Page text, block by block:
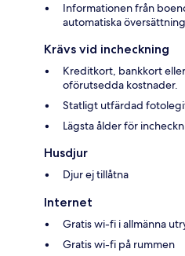
Informationen från
automatiska
Krävs vid incheckning
Kreditkort, bankkort
oförutsedda kostnader.
Statligt utfärdad
Lägsta ålder för
Husdjur
Djur ej tillåtna
Internet
Gratis wi-fi i allmänna
Gratis wi-fi på rummen